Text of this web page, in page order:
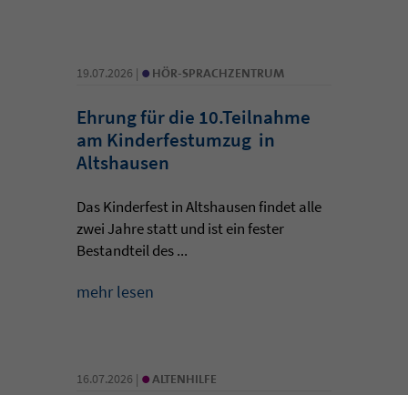
19.07.2026 | • HÖR-SPRACHZENTRUM
Ehrung für die 10.Teilnahme
am Kinderfestumzug in
Altshausen
Das Kinderfest in Altshausen findet alle
zwei Jahre statt und ist ein fester
Bestandteil des ...
mehr lesen
16.07.2026 | • ALTENHILFE